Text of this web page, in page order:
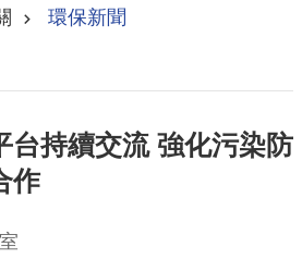
環保新聞
台持續交流 強化污染防
作